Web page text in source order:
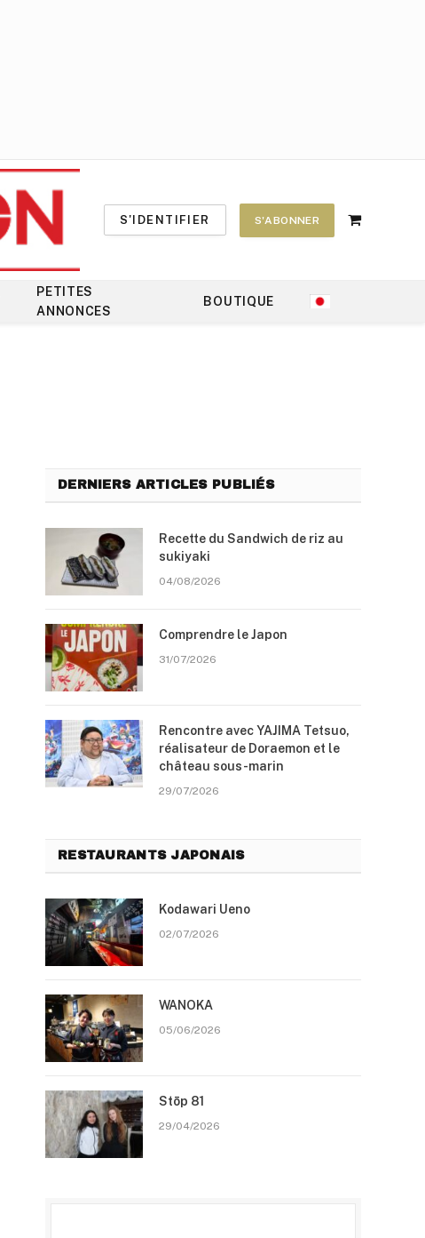
S'IDENTIFIER S'ABONNER
Shopping
PETITES
ANNONCES
BOUTIQUE
DERNIERS ARTICLES PUBLIÉS
Recette du Sandwich de riz au
sukiyaki
04/08/2026
Comprendre le Japon
31/07/2026
Rencontre avec YAJIMA Tetsuo,
réalisateur de Doraemon et le
château sous-marin
29/07/2026
RESTAURANTS JAPONAIS
Kodawari Ueno
02/07/2026
WANOKA
05/06/2026
Stōp 81
29/04/2026